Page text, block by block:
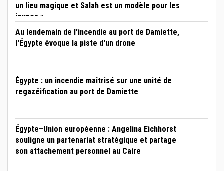
un lieu magique et Salah est un modèle pour les
jeunes »
Au lendemain de l'incendie au port de Damiette,
l'Égypte évoque la piste d'un drone
Égypte : un incendie maîtrisé sur une unité de
regazéification au port de Damiette
Égypte–Union européenne : Angelina Eichhorst
souligne un partenariat stratégique et partage
son attachement personnel au Caire